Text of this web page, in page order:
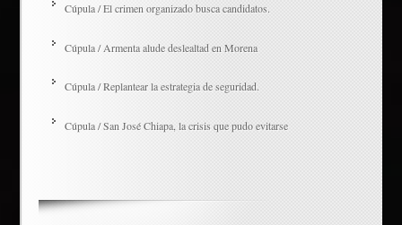
Cúpula / El crimen organizado busca candidatos.
Cúpula / Armenta alude deslealtad en Morena
Cúpula / Replantear la estrategia de seguridad.
Cúpula / San José Chiapa, la crisis que pudo evitarse